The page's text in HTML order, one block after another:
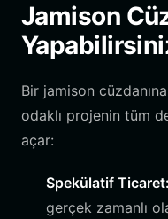
Jamison
Bir jamison
odaklı projenin tüm
açar:
Spekülatif Ticaret:
gerçek zamanlı